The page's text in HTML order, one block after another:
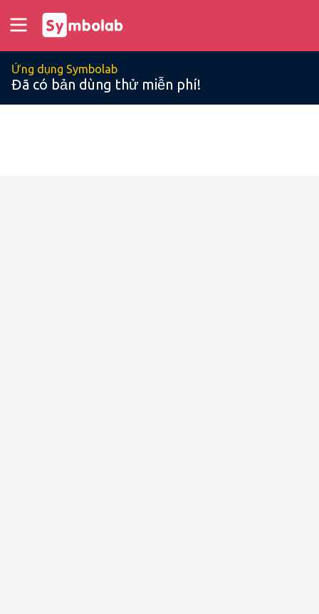
Ứng dụng Symbolab
Đã có bản dùng thử miễn phí!